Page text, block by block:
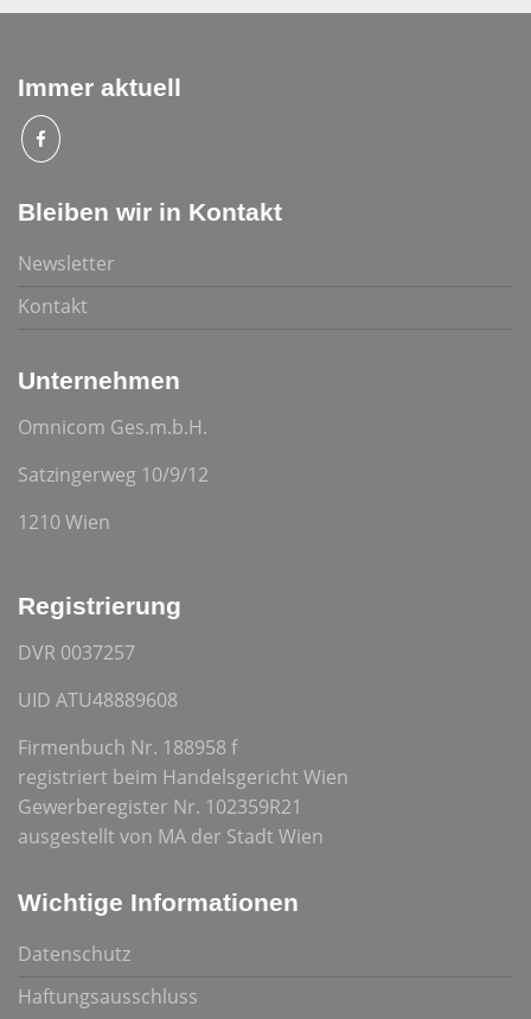
Immer aktuell
Bleiben wir in Kontakt
Newsletter
Kontakt
Unternehmen
Omnicom Ges.m.b.H.
Satzingerweg 10/9/12
1210 Wien
Registrierung
DVR 0037257
UID ATU48889608
Firmenbuch Nr. 188958 f
registriert beim Handelsgericht Wien
Gewerberegister Nr. 102359R21
ausgestellt von MA der Stadt Wien
Wichtige Informationen
Datenschutz
Haftungsausschluss